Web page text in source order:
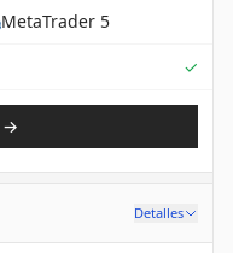
MetaTrader 5
✓
→
Detalles